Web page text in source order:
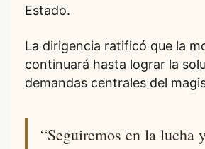
Estado.
La dirigencia ratificó que la
continuará hasta lograr la
demandas centrales del
“Seguiremos en la lucha